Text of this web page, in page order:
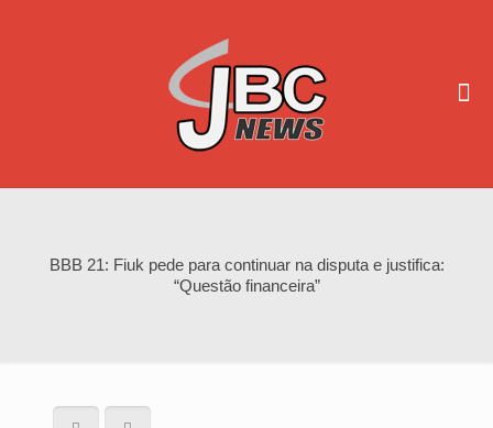
BBB 21: Fiuk pede para continuar na disputa e justifica:
“Questão financeira”